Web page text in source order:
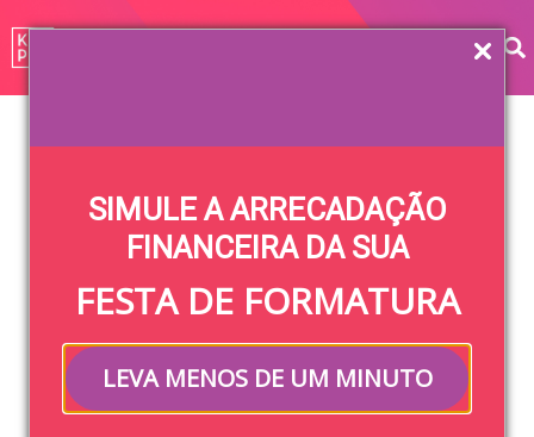
SIMULE A ARRECADAÇÃO
FINANCEIRA DA SUA
FESTA DE FORMATURA
LEVA MENOS DE UM MINUTO
Home»Blog»Planejamento»Como arrecadar fundos
Como arrecadar
fundos para a
formatura